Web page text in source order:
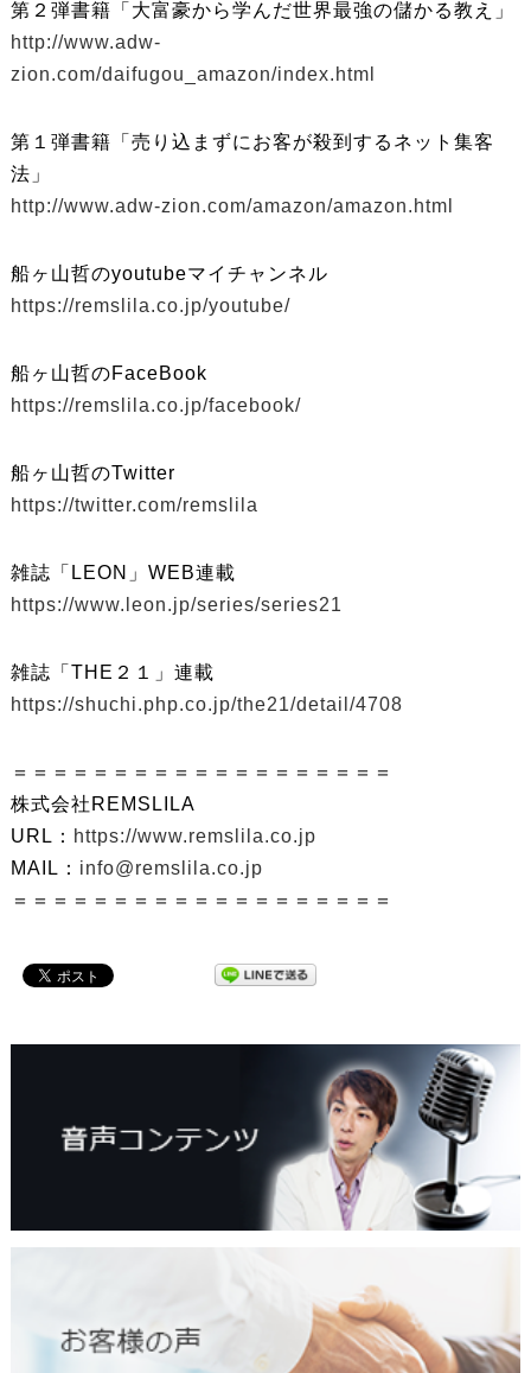
第２弾書籍「大富豪から学んだ世界最強の儲かる教え」
http://www.adw-
zion.com/daifugou_amazon/index.html
第１弾書籍「売り込まずにお客が殺到するネット集客
法」
http://www.adw-zion.com/amazon/amazon.html
船ヶ山哲のyoutubeマイチャンネル
https://remslila.co.jp/youtube/
船ヶ山哲のFaceBook
https://remslila.co.jp/facebook/
船ヶ山哲のTwitter
https://twitter.com/remslila
雑誌「LEON」WEB連載
https://www.leon.jp/series/series21
雑誌「THE２１」連載
https://shuchi.php.co.jp/the21/detail/4708
＝＝＝＝＝＝＝＝＝＝＝＝＝＝＝＝＝＝＝
株式会社REMSLILA
URL： https://www.remslila.co.jp
MAIL： info@remslila.co.jp
＝＝＝＝＝＝＝＝＝＝＝＝＝＝＝＝＝＝＝